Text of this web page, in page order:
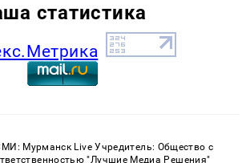
статистика
Мурманск Live Учредитель: Общество с
"Лучшие Медиа Решения"